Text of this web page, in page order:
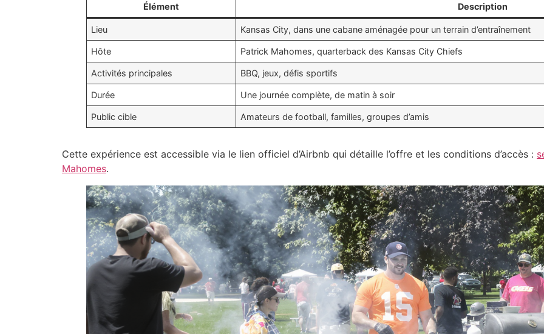
Élément Description
Lieu Kansas City, dans une cabane aménagée pour un terrain d’entraînement
Hôte Patrick Mahomes, quarterback des Kansas City Chiefs
Activités principales BBQ, jeux, défis sportifs
Durée Une journée complète, de matin à soir
Public cible Amateurs de football, familles, groupes d’amis
Cette expérience est accessible via le lien officiel d’Airbnb qui détaille l’offre et les conditions d’accès :
Mahomes.